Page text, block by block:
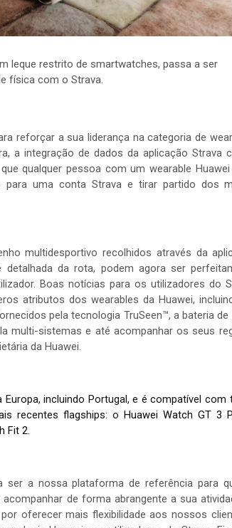
leque restrito de smartwatches, passa a ser
física com o Strava.
reforçar a sua liderança na categoria de
a integração de dados da aplicação Strava
qualquer pessoa com um wearable
uma conta Strava e tirar partido dos
multidesportivo recolhidos através da
da rota, podem agora ser
Boas notícias para os utilizadores do
atributos dos wearables da Huawei,
pela tecnologia TruSeen™, a bateria de
multi-sistemas e até acompanhar os seus
da Huawei.
incluindo Portugal, e é compatível com
recentes flagships: oHuawei Watch GT 3
Fit 2.
ser a nossa plataforma de referência para
de forma abrangente a sua
oferecer mais flexibilidade aos nossos